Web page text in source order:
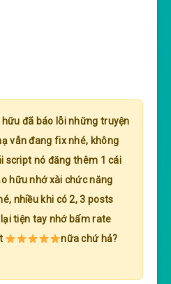
đã báo lỗi những truyện
vẫn đang fix nhé, không
script nó đăng thêm 1 cái
hữu nhớ xài chức năng
nhiều khi có 2, 3 posts
tiện tay nhớ bấm rate
nữa chứ hả?